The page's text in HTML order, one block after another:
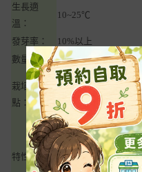
生長適
溫：
10~25℃
發芽率：
10%以上
數量：
約10粒
栽培要
點：
種子均勻撒播於濕潤
發芽後應盡速接受陽
特性：
新鮮的嫩葉、花瓣，
司、湯及餅乾、布丁
花瓣 泡可使皮膚柔